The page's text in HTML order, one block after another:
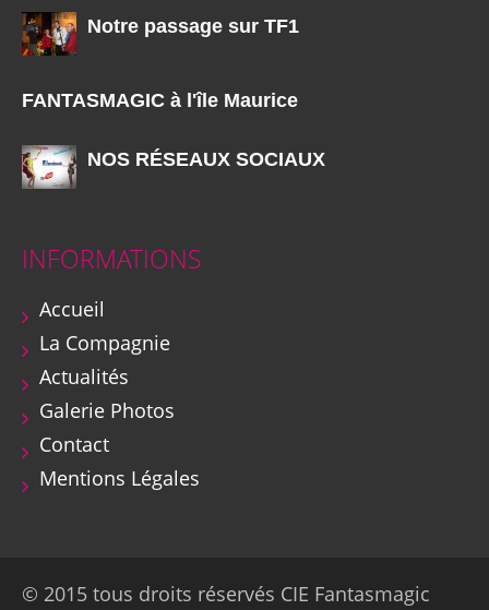
Notre passage sur TF1
FANTASMAGIC à l'île Maurice
NOS RÉSEAUX SOCIAUX
INFORMATIONS
Accueil
La Compagnie
Actualités
Galerie Photos
Contact
Mentions Légales
© 2015 tous droits réservés CIE Fantasmagic